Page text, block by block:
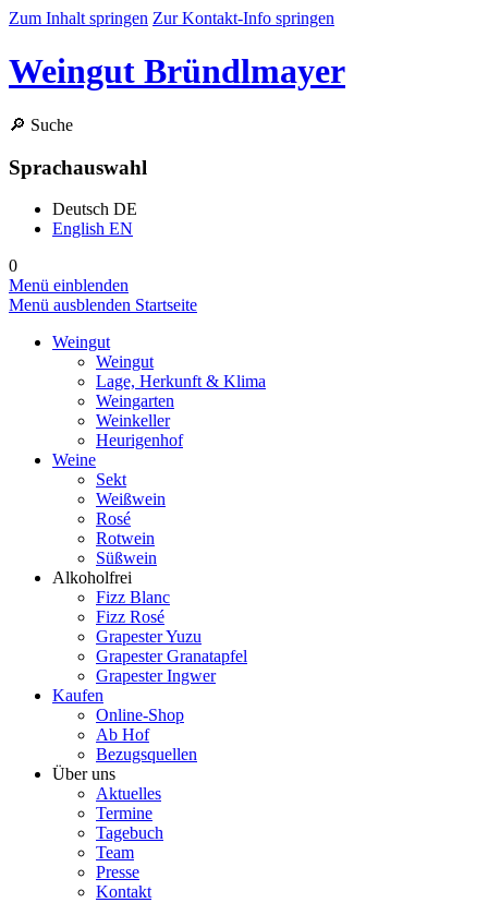
Zum Inhalt springen Zur Kontakt-Info springen
Weingut Bründlmayer
🔎 Suche
Sprachauswahl
Deutsch DE
English EN
0
Menü einblenden
Menü ausblenden Startseite
Weingut
Weingut
Lage, Herkunft & Klima
Weingarten
Weinkeller
Heurigenhof
Weine
Sekt
Weißwein
Rosé
Rotwein
Süßwein
Alkoholfrei
Fizz Blanc
Fizz Rosé
Grapester Yuzu
Grapester Granatapfel
Grapester Ingwer
Kaufen
Online-Shop
Ab Hof
Bezugsquellen
Über uns
Aktuelles
Termine
Tagebuch
Team
Presse
Kontakt